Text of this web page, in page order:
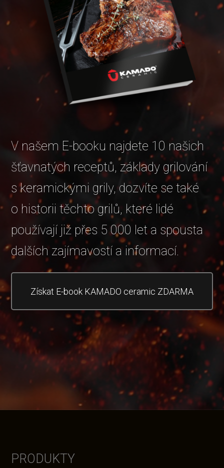
V našem E-booku najdete 10 našich
šťavnatých receptů, základy grilování
s keramickými grily, dozvíte se také
o historii těchto grilů, které lidé
používají již přes 5 000 let a spousta
dalších zajímavostí a informací.
Získat E-book KAMADO ceramic ZDARMA
PRODUKTY